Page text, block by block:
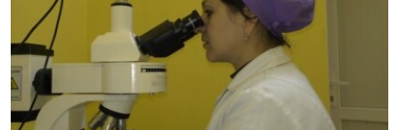
ГУЗОРИШҲОИ РАДИОӢ
Русский
ПАЙГИРӢ КУНЕД